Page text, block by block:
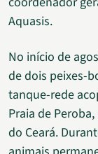
Aquasis.
No início de
de dois peixes-
tanque-rede
Praia de
do Ceará.